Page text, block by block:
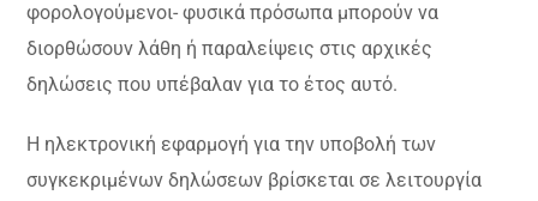
φορολογούμενοι- φυσικά πρόσωπα μπορούν να
διορθώσουν λάθη ή παραλείψεις στις αρχικές
δηλώσεις που υπέβαλαν για το έτος αυτό.
Η ηλεκτρονική εφαρμογή για την υποβολή των
συγκεκριμένων δηλώσεων βρίσκεται σε λειτουργία